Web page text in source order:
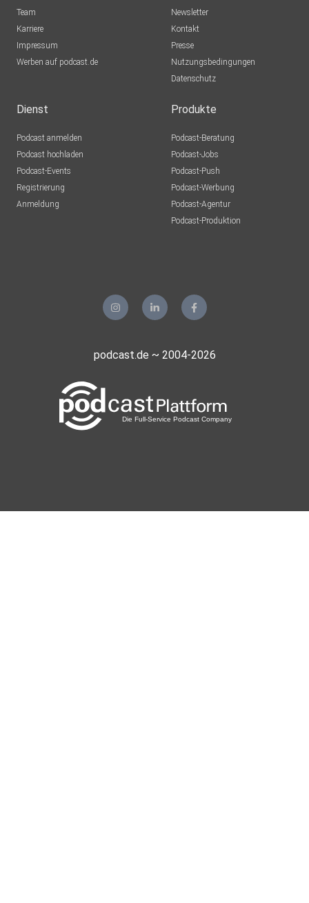
Team
Karriere
Impressum
Werben auf podcast.de
Newsletter
Kontakt
Presse
Nutzungsbedingungen
Datenschutz
Dienst
Podcast anmelden
Podcast hochladen
Podcast-Events
Registrierung
Anmeldung
Produkte
Podcast-Beratung
Podcast-Jobs
Podcast-Push
Podcast-Werbung
Podcast-Agentur
Podcast-Produktion
podcast.de ~ 2004-2026